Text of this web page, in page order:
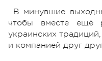
В минувшие
чтобы вместе ещё
украинских
и компанией друг